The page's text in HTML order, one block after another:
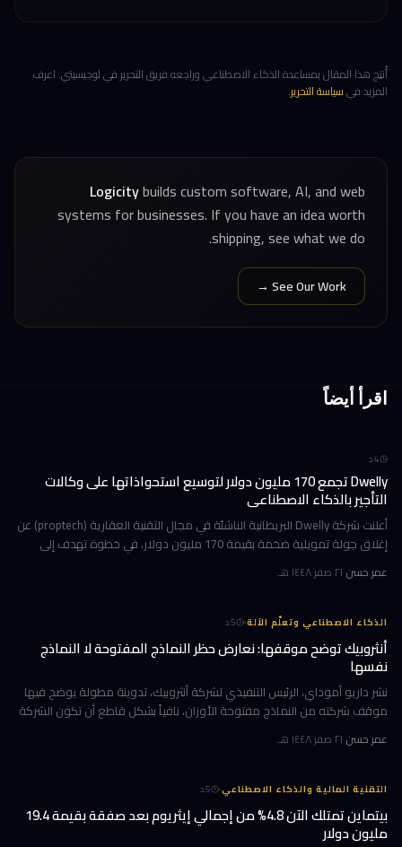
أُنتِج هذا المقال بمساعدة الذكاء الاصطناعي وراجعه فريق التحرير في لوجيسيتي. اعرف
المزيد فيسياسة التحرير.
Logicitybuilds custom software, AI, and web
systems for businesses. If you have an idea worth
shipping, see what we do.
See Our Work →
اقرأ أيضاً
4د
Dwelly تجمع 170 مليون دولار لتوسيع استحواذاتها على وكالات
التأجير بالذكاء الاصطناعي
أعلنت شركة Dwelly البريطانية الناشئة في مجال التقنية العقارية (proptech) عن
إغلاق جولة تمويلية ضخمة بقيمة 170 مليون دولار، في خطوة تهدف إلى
عمر حسن·٢١ صفر ١٤٤٨ هـ
الذكاء الاصطناعي وتعلّم الآلة·
5د
أنثروبيك توضح موقفها: نعارض حظر النماذج المفتوحة لا النماذج
نفسها
نشر داريو أموداي، الرئيس التنفيذي لشركة أنثروبيك، تدوينة مطولة يوضح فيها
موقف شركته من النماذج مفتوحة الأوزان، نافياً بشكل قاطع أن تكون الشركة
عمر حسن·٢١ صفر ١٤٤٨ هـ
التقنية المالية والذكاء الاصطناعي·
5د
بيتماين تمتلك الآن 4.8% من إجمالي إيثريوم بعد صفقة بقيمة 19.4
مليون دولار